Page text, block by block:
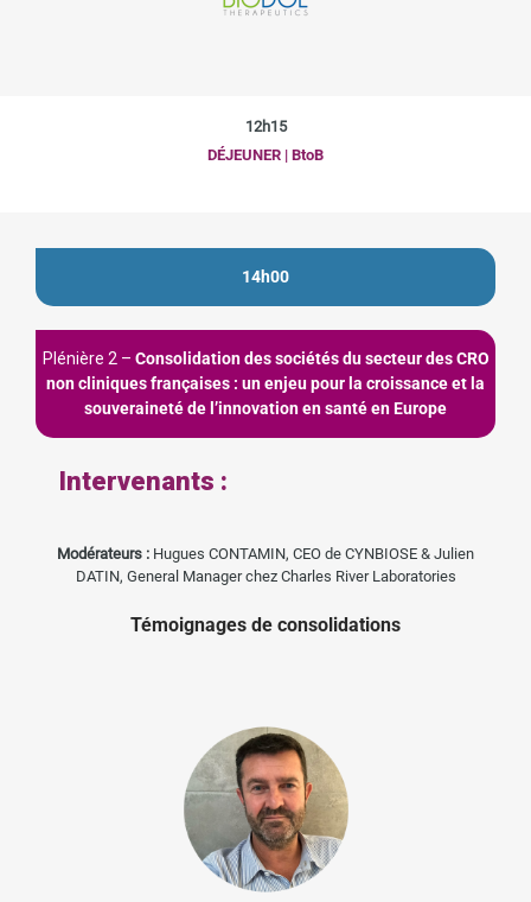
12h15
DÉJEUNER | BtoB
14h00
Plénière 2 – Consolidation des sociétés du secteur des CRO
non cliniques françaises : un enjeu pour la croissance et la
souveraineté de l’innovation en santé en Europe
Intervenants :
Modérateurs : Hugues CONTAMIN, CEO de CYNBIOSE & Julien
DATIN, General Manager chez Charles River Laboratories
Témoignages de consolidations